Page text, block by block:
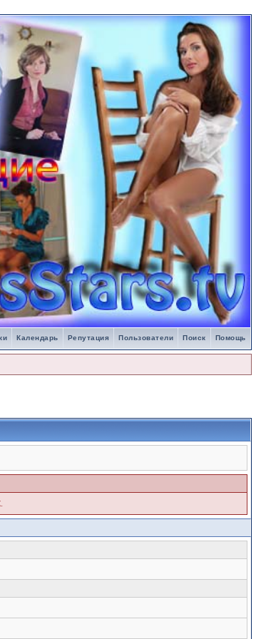
Помощь
Поиск
Пользователи
Репутация
Календарь